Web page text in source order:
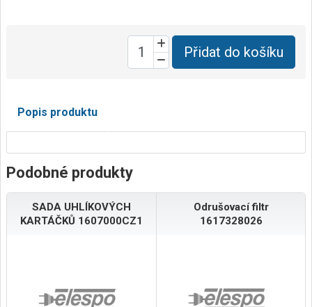
Přidat do košíku
Popis produktu
Podobné produkty
SADA UHLÍKOVÝCH
KARTÁČKŮ 1607000CZ1
Odrušovací filtr
1617328026